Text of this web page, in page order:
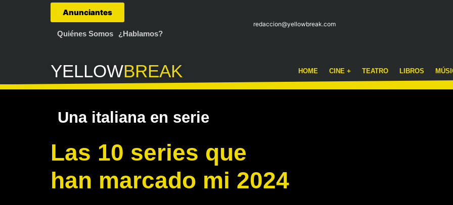
Anunciantes
Quiénes Somos ¿Hablamos?
redaccion@yellowbreak.com
YELLOWBREAK HOME CINE + TEATRO LIBROS
Una italiana en serie
Las 10 series que
han marcado mi 2024